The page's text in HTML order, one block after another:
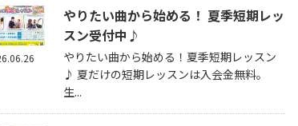
やりたい曲から始める！ 夏季短期レッ
スン受付中♪
やりたい曲から始める！夏季短期レッスン
♪ 夏だけの短期レッスンは入会金無料。
生...